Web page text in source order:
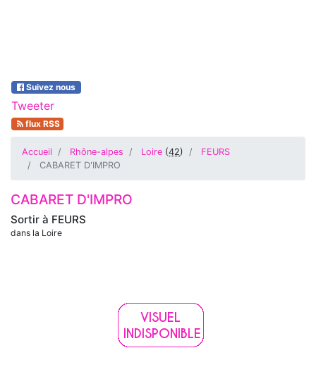
Suivez nous
Tweeter
flux RSS
Accueil Rhône-alpes Loire (42)
FEURS
CABARET D'IMPRO
Sortir à FEURS
dans la Loire
CABARET D'IMPRO